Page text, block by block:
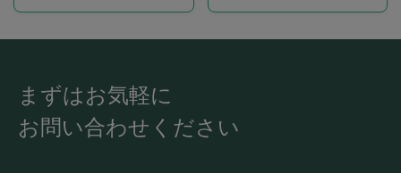
まずはお気軽に
お問い合わせください